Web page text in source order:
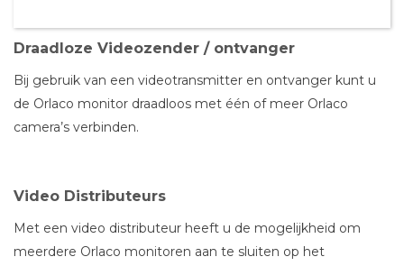
Draadloze Videozender / ontvanger
Bij gebruik van een videotransmitter en ontvanger kunt u
de Orlaco monitor draadloos met één of meer Orlaco
camera’s verbinden.
Video Distributeurs
Met een video distributeur heeft u de mogelijkheid om
meerdere Orlaco monitoren aan te sluiten op het